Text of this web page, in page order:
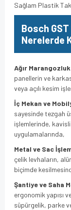
Sağlam Plastik
Bosch
Nerelerde
Ağır
panellerin ve
veya açılı kesim
İç Mekan ve
sayesinde tezgah
işlemlerinde,
uygulamalarında,
Metal ve Sac
çelik levhaların,
biçimde
Şantiye ve Saha
ergonomik yapısı
süpürgelik, parke